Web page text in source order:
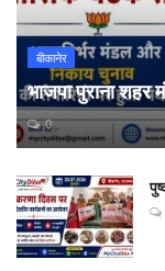
बीकानेर
भाजपा पुराना
0